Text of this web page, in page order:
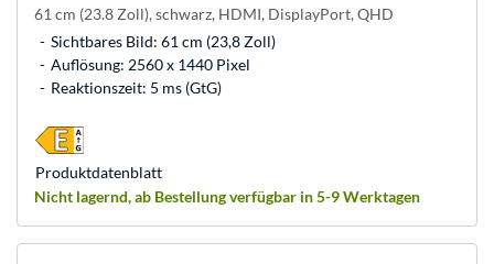
61 cm (23.8 Zoll), schwarz, HDMI, DisplayPort, QHD
Sichtbares Bild: 61 cm (23,8 Zoll)
Auflösung: 2560 x 1440 Pixel
Reaktionszeit: 5 ms (GtG)
Nicht lagernd, ab Bestellung verfügbar in 5-9 Werktagen
Produkt­datenblatt